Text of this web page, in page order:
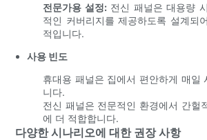
전문가용 설정:전신 패널은 대용량
적인 커버리지를 제공하도록 설계되
적입니다.
사용 빈도
휴대용 패널은 집에서 편안하게 매일
니다.
전신 패널은 전문적인 환경에서 간헐
에 더 적합합니다.
다양한 시나리오에 대한 권장 사항